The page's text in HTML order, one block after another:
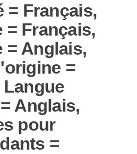
= Français,
= Français,
= Anglais,
=
Anglais,
pour
=